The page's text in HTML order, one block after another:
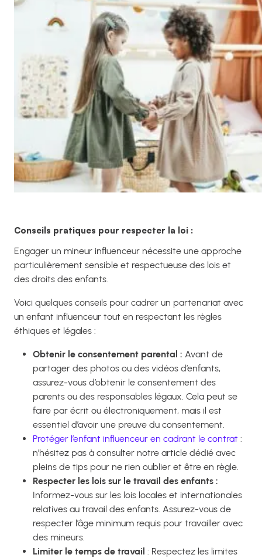
Conseils pratiques pour respecter la loi :
Engager un mineur influenceur nécessite une approche
particulièrement sensible et respectueuse des lois et
des droits des enfants.
Voici quelques conseils pour cadrer un partenariat avec
un enfant influenceur tout en respectant les règles
éthiques et légales :
Obtenir le consentement parental : Avant de
partager des photos ou des vidéos d’enfants,
assurez-vous d’obtenir le consentement des
parents ou des responsables légaux. Cela peut se
faire par écrit ou électroniquement, mais il est
essentiel d’avoir une preuve du consentement.
Protéger l’enfant influenceur en cadrant le contrat :
n’hésitez pas à consulter notre article dédié avec
pleins de tips pour ne rien oublier et être en règle.
Respecter les lois sur le travail des enfants :
Informez-vous sur les lois locales et internationales
relatives au travail des enfants. Assurez-vous de
respecter l’âge minimum requis pour travailler avec
des mineurs.
Limiter le temps de travail : Respectez les limites